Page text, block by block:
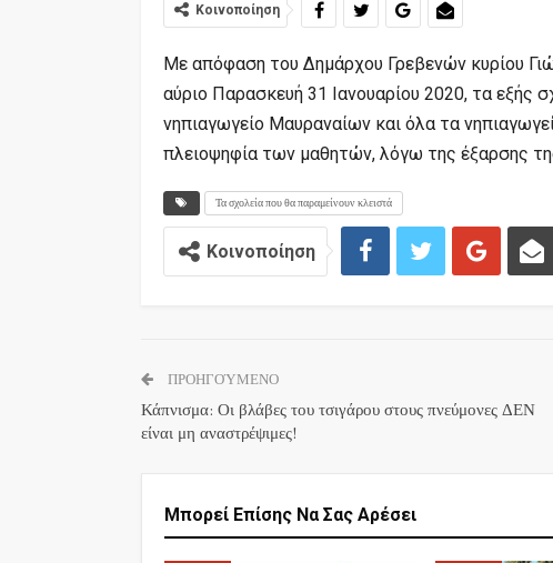
Κοινοποίηση
Mε απόφαση του Δημάρχου Γρεβενών κυρίου
αύριο Παρασκευή 31 Ιανουαρίου 2020, τα εξής
νηπιαγωγείο Μαυραναίων και όλα τα
πλειοψηφία των μαθητών, λόγω της έξαρσης
Τα σχολεία που θα παραμείνουν κλειστά
Κοινοποίηση
ΠΡΟΗΓΟΎΜΕΝΟ
Κάπνισμα: Οι βλάβες του τσιγάρου στους πνεύμονες ΔΕΝ
είναι μη αναστρέψιμες!
Μπορεί Επίσης Να Σας Αρέσει